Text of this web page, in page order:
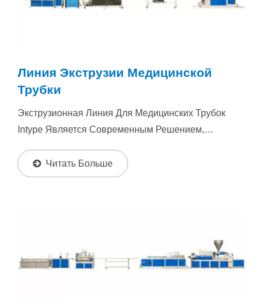
Линия Экструзии Медицинской
Трубки
Экструзионная Линия Для Медицинских Трубок
Intype Является Современным Решением,
Читать Больше